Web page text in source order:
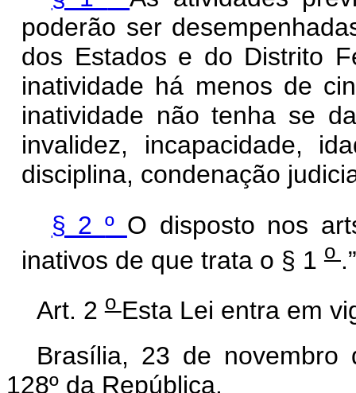
poderão ser
dos Estados e do Distrito
inatividade há menos de
inatividade não tenha se
invalidez, incapacidade,
disciplina, condenação
§ 2º O disposto nos
inativos de que trata o § 1 o
Art. 2o Esta Lei entra em
Brasília, 23 de novembro
128º da República.